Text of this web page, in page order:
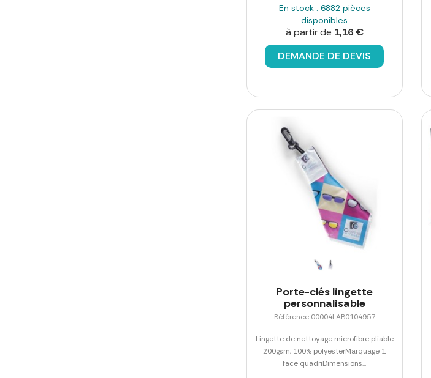
En stock : 6882 pièces
disponibles
à partir de 1,16 €
DEMANDE DE DEVIS
Porte-clés lingette
personnalisable
Référence 00004LAB0104957
Lingette de nettoyage microfibre pliable
200gsm, 100% polyesterMarquage 1
face quadriDimensions...